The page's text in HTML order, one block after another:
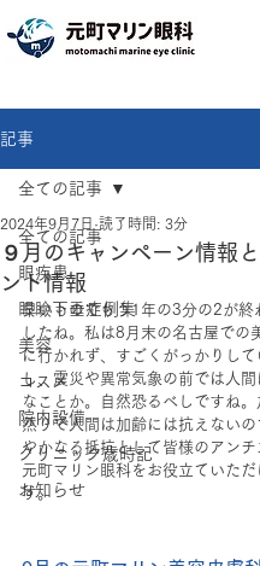
記事
全ての記事
眼疾患
眼瞼下垂症例集
美容
コスメ
院内設備
クリニック歳時記
お知らせ
全ての記事
９月のキャンペーン情報
ント情報
2024年9月7日 読了時間: 3分
早いものでもう1年の3分の2が終
したね。私は8月末の名古屋での
に行かれず、すごくがっかりし
し、震災や異常気象の前では人間
なことか。自然恐るべしですね。
然りで人間は加齢には抗えないの
やかなる抵抗として皆様のアンチ
元町マリン眼科をお役立ていた
す。